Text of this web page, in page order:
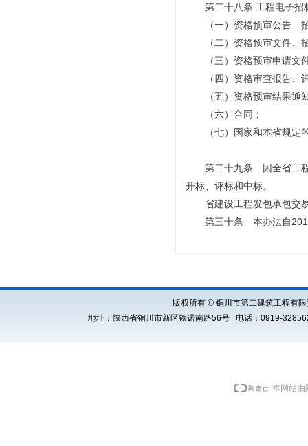
第二十八条 工程电子招
（一）资格预审公告、
（二）资格预审文件、招
（三）资格预审申请文件
（四）资格审查报告、
（五）资格预审结果通
（六）合同；
（七）国家和本省规定
第二十九条 因全省工程
开标、评标和中标。
省建设工程发包承包交易
第三十条 本办法自2015
版权所有 © 铜川市第二建筑工程有
地址：陕西省铜川市新区铁诺南路56号 电话：0919-
本网站由